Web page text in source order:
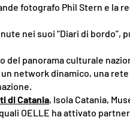
fotografo Phil Stern e
nei suoi “Diari di
del panorama culturale
network dinamico, una
di Catania, Isola Catania,
OELLE ha attivato